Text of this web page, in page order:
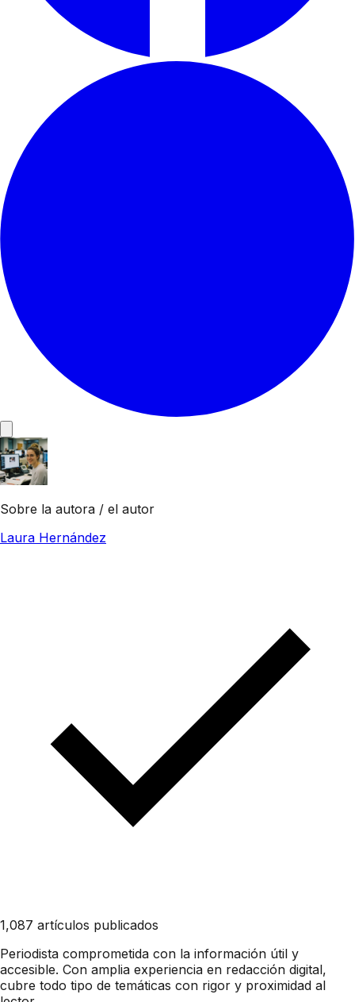
Sobre la autora / el autor
Laura Hernández
1,087 artículos publicados
Periodista comprometida con la información útil y
accesible. Con amplia experiencia en redacción digital,
cubre todo tipo de temáticas con rigor y proximidad al